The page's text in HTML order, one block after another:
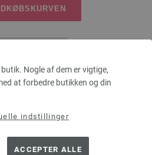
Nogle af dem er vigtige,
at forbedre butikken og din
indstillinger
ACCEPTER ALLE